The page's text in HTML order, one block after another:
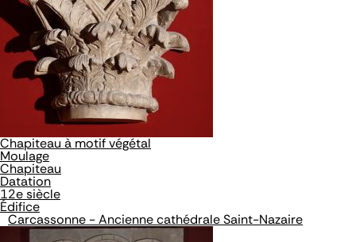
Chapiteau à motif végétal
Moulage
Chapiteau
Datation
12e siècle
Édifice
Carcassonne - Ancienne cathédrale Saint-Nazaire